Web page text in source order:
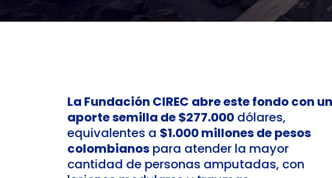
La Fundación CIREC abre este fondo con un
aporte semilla de $277.000 dólares,
equivalentes a $1.000 millones de pesos
colombianos para atender la mayor
cantidad de personas amputadas, con